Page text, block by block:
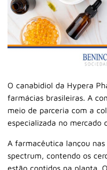
O canabidiol da Hypera
farmácias brasileiras. A
meio de parceria com a
especializada no mercado
A farmacêutica lançou
spectrum, contendo os
estão contidos na planta.